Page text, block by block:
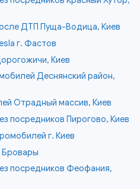
ДТП Пуща-Водица, Киев
г. Фастов
Киев
Деснянский район,
Отрадный массив, Киев
посредников Пирогово, Киев
г. Киев
Бровары
посредников Феофания,